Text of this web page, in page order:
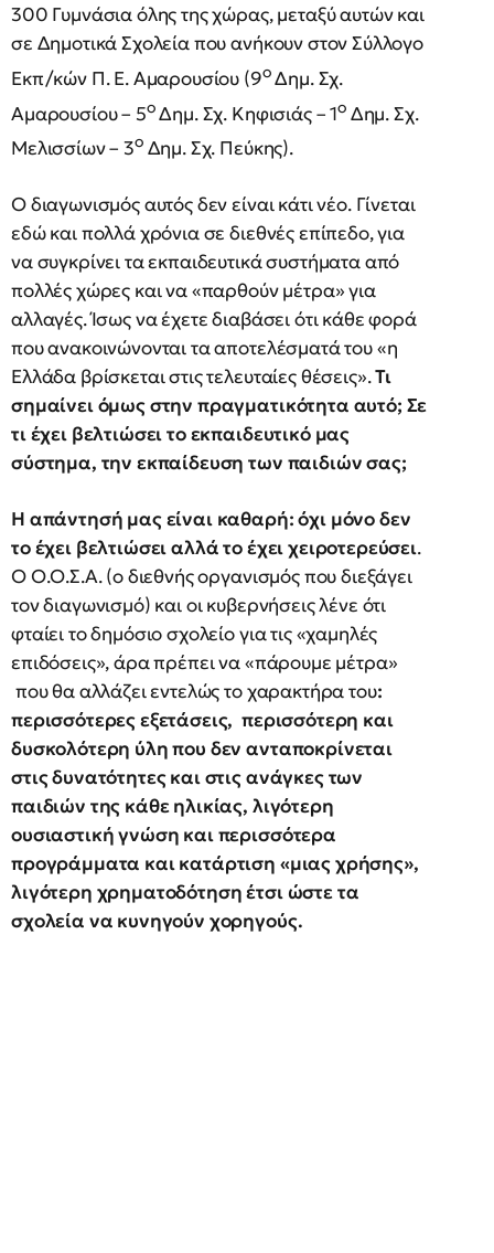
300 Γυμνάσια όλης της χώρας, μεταξύ αυτών και
σε Δημοτικά Σχολεία που ανήκουν στον Σύλλογο
Εκπ/κών Π. Ε. Αμαρουσίου (9οΔημ. Σχ.
Αμαρουσίου – 5οΔημ. Σχ. Κηφισιάς – 1οΔημ. Σχ.
Μελισσίων – 3οΔημ. Σχ. Πεύκης).
Ο διαγωνισμός αυτός δεν είναι κάτι νέο. Γίνεται
εδώ και πολλά χρόνια σε διεθνές επίπεδο, για
να συγκρίνει τα εκπαιδευτικά συστήματα από
πολλές χώρες και να «παρθούν μέτρα» για
αλλαγές. Ίσως να έχετε διαβάσει ότι κάθε φορά
που ανακοινώνονται τα αποτελέσματά του «η
Ελλάδα βρίσκεται στις τελευταίες θέσεις».Τι
σημαίνει όμως στην πραγματικότητα αυτό; Σε
τι έχει βελτιώσει το εκπαιδευτικό μας
σύστημα, την εκπαίδευση των παιδιών σας;
Η απάντησή μας είναι καθαρή: όχι μόνο δεν
το έχει βελτιώσει αλλά το έχει χειροτερεύσει.
Ο Ο.Ο.Σ.Α. (ο διεθνής οργανισμός που διεξάγει
τον διαγωνισμό) και οι κυβερνήσεις λένε ότι
φταίει το δημόσιο σχολείο για τις «χαμηλές
επιδόσεις», άρα πρέπει να «πάρουμε μέτρα»
που θα αλλάζει εντελώς το χαρακτήρα του:
περισσότερες εξετάσεις, περισσότερη και
δυσκολότερη ύλη που δεν ανταποκρίνεται
στις δυνατότητες και στις ανάγκες των
παιδιών της κάθε ηλικίας, λιγότερη
ουσιαστική γνώση και περισσότερα
προγράμματα και κατάρτιση «μιας χρήσης»,
λιγότερη χρηματοδότηση έτσι ώστε τα
σχολεία να κυνηγούν χορηγούς.